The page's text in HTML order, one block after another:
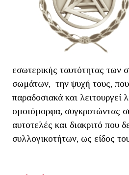
εσωτερικής ταυτότητας των
σωμάτων, την ψυχή τους, που
παραδοσιακά και λειτουργεί
ομοιόμορφα, συγκροτώντας
αυτοτελές και διακριτό που
συλλογικοτήτων, ως είδος